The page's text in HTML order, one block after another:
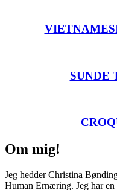
SUNDE
Om mig!
Jeg hedder Christina
Human Ernæring. Jeg har en